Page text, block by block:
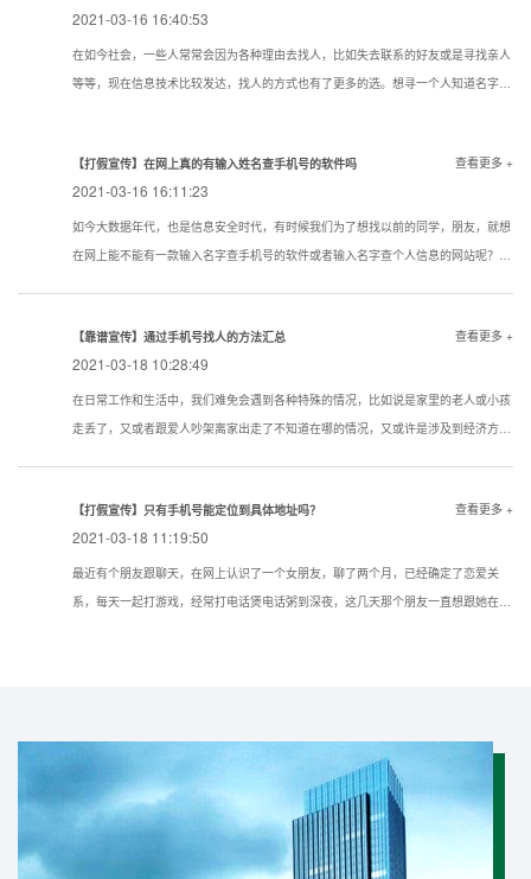
2021-03-16 16:40:53
在如今社会，一些人常常会因为各种理由去找人，比如失去联系的好友或是寻找亲人
等等，现在信息技术比较发达，找人的方式也有了更多的选。想寻一个人知道名字该
【打假宣传】在网上真的有输入姓名查手机号的软件吗
2021-03-16 16:11:23
查看更多 +
如今大数据年代，也是信息安全时代，有时候我们为了想找以前的同学，朋友，就想
在网上能不能有一款输入名字查手机号的软件或者输入名字查个人信息的网站呢？答
【靠谱宣传】通过手机号找人的方法汇总
2021-03-18 10:28:49
查看更多 +
在日常工作和生活中，我们难免会遇到各种特殊的情况，比如说是家里的老人或小孩
走丢了，又或者跟爱人吵架离家出走了不知道在哪的情况，又或许是涉及到经济方面
【打假宣传】只有手机号能定位到具体地址吗？
2021-03-18 11:19:50
查看更多 +
最近有个朋友跟聊天，在网上认识了一个女朋友，聊了两个月，已经确定了恋爱关
系，每天一起打游戏，经常打电话煲电话粥到深夜，这几天那个朋友一直想跟她在现